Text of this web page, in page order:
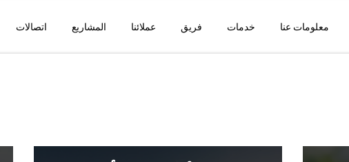
معلومات عنا خدمات فريق عملائنا المشاريع اتصالات